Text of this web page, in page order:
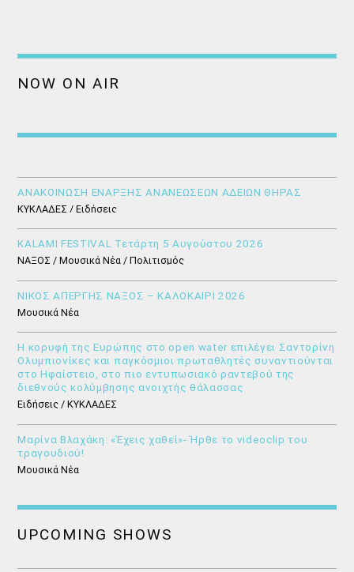
NOW ON AIR
ΑΝΑΚΟΙΝΩΣΗ ΕΝΑΡΞΗΣ ΑΝΑΝΕΩΣΕΩΝ ΑΔΕΙΩΝ ΘΗΡΑΣ
ΚΥΚΛΑΔΕΣ / Ειδήσεις
KALAMI FESTIVAL Τετάρτη 5 Αυγούστου 2026
ΝΑΞΟΣ / Μουσικά Νέα / Πολιτισμός
ΝΙΚΟΣ ΑΠΕΡΓΗΣ ΝΑΞΟΣ – ΚΑΛΟΚΑΙΡΙ 2026
Μουσικά Νέα
Η κορυφή της Ευρώπης στο open water επιλέγει Σαντορίνη
Ολυμπιονίκες και παγκόσμιοι πρωταθλητές συναντιούνται
στο Ηφαίστειο, στο πιο εντυπωσιακό ραντεβού της
διεθνούς κολύμβησης ανοιχτής θάλασσας
Ειδήσεις / ΚΥΚΛΑΔΕΣ
Μαρίνα Βλαχάκη: «Έχεις χαθεί»- Ήρθε το videoclip του
τραγουδιού!
Μουσικά Νέα
UPCOMING SHOWS